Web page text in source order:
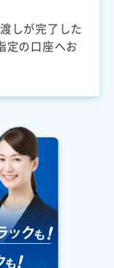
しが完了した
定の口座へお